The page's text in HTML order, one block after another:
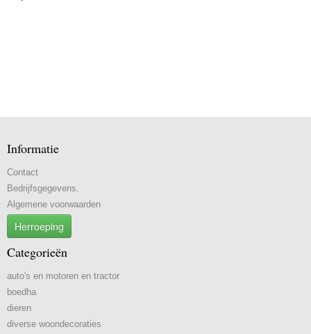
Informatie
Contact
Bedrijfsgegevens.
Algemene voorwaarden
Herroeping
Categorieën
auto's en motoren en tractor
boedha
dieren
diverse woondecoraties